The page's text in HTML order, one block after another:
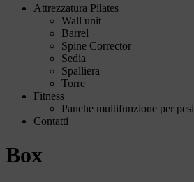
Attrezzatura Pilates
Wall unit
Barrel
Spine Corrector
Sedia
Spalliera
Torre
Fitness
Panche multifunzione per pesi
Contatti
Box